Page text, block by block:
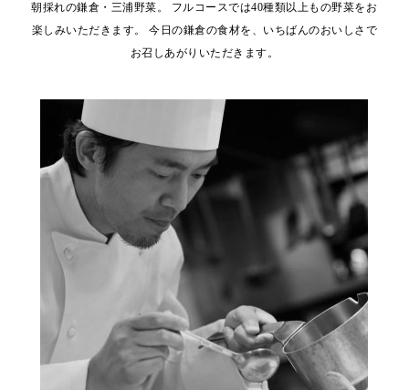
朝採れの鎌倉・三浦野菜。
フルコースでは40種類以上もの野菜をお
楽しみいただきます。
今日の鎌倉の食材を、いちばんのおいしさで
お召しあがりいただきます。